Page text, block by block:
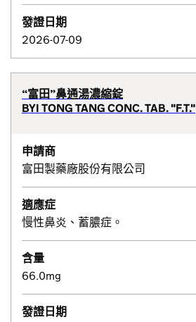
發證日期
2026-07-09
“富田”鼻通湯濃縮錠
BYI TONG TANG CONC. TAB. "F.T."
申請商
富田製藥廠股份有限公司
適應症
慢性鼻炎、蓄膿症。
含量
66.0mg
發證日期